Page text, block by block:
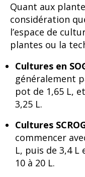
Quant aux
considération
l’espace de
plantes ou la
Cultures en
généralement
pot de 1,65 L,
3,25 L.
Cultures
commencer
L, puis de 3,4
10 à 20 L.